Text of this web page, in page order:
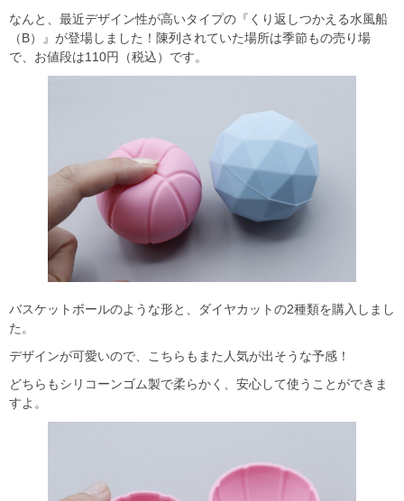
なんと、最近デザイン性が高いタイプの『くり返しつかえる水風船
（B）』が登場しました！陳列されていた場所は季節もの売り場
で、お値段は110円（税込）です。
バスケットボールのような形と、ダイヤカットの2種類を購入しまし
た。
デザインが可愛いので、こちらもまた人気が出そうな予感！
どちらもシリコーンゴム製で柔らかく、安心して使うことができま
すよ。